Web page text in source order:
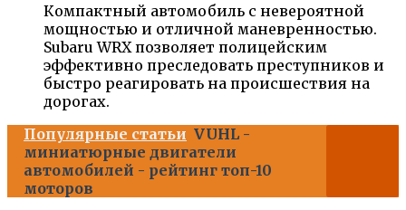
Компактный автомобиль с невероятной
мощностью и отличной маневренностью.
Subaru WRX позволяет полицейским
эффективно преследовать преступников и
быстро реагировать на происшествия на
дорогах.
Популярные статьи VUHL -
миниатюрные двигатели
автомобилей - рейтинг топ-10
моторов